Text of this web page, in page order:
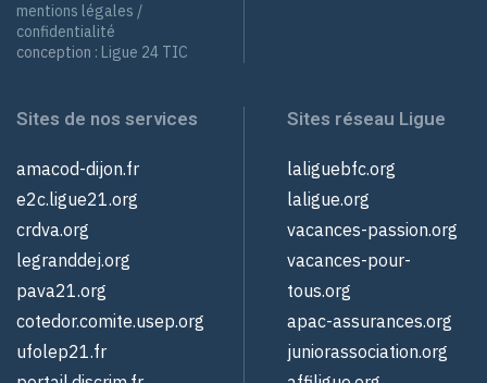
mentions légales /
confidentialité
conception : Ligue 24 TIC
Sites de nos services
amacod-dijon.fr
e2c.ligue21.org
crdva.org
legranddej.org
pava21.org
cotedor.comite.usep.org
ufolep21.fr
Sites réseau Ligue
laliguebfc.org
laligue.org
vacances-passion.org
vacances-pour-
tous.org
apac-assurances.org
juniorassociation.org